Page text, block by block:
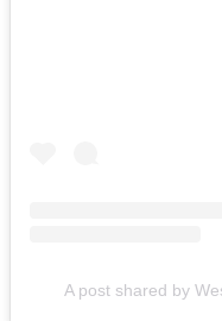
A post shared by